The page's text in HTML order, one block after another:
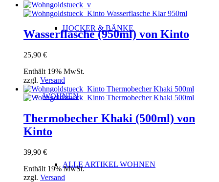
HOCKER & BÄNKE
WOHNEN
ALLE ARTIKEL WOHNEN
Wasserflasche (950ml) von Kinto
25,90 €
Enthält 19% MwSt.
zzgl. Versand
Thermobecher Khaki (500ml) von
Kinto
39,90 €
Enthält 19% MwSt.
zzgl. Versand